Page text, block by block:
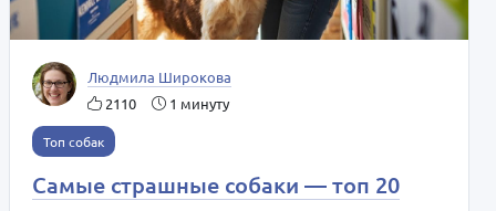
Людмила Широкова
2110
1 минуту
Топ собак
Самые страшные собаки — топ 20